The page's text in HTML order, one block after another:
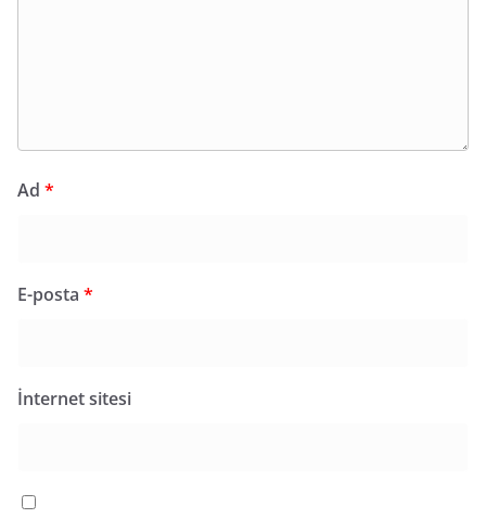
Ad *
E-posta *
İnternet sitesi